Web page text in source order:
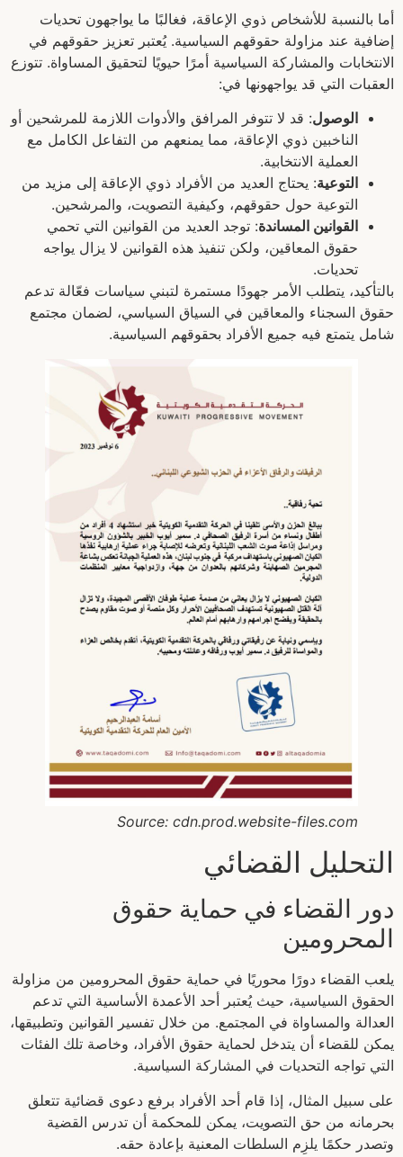
أما بالنسبة للأشخاص ذوي الإعاقة، فغالبًا ما يواجهون تحديات
إضافية عند مزاولة حقوقهم السياسية. يُعتبر تعزيز حقوقهم في
الانتخابات والمشاركة السياسية أمرًا حيويًا لتحقيق المساواة. تتوزع
العقبات التي قد يواجهونها في:
الوصول: قد لا تتوفر المرافق والأدوات اللازمة للمرشحين أو
الناخبين ذوي الإعاقة، مما يمنعهم من التفاعل الكامل مع
العملية الانتخابية.
التوعية: يحتاج العديد من الأفراد ذوي الإعاقة إلى مزيد من
التوعية حول حقوقهم، وكيفية التصويت، والمرشحين.
القوانين المساندة: توجد العديد من القوانين التي تحمي
حقوق المعاقين، ولكن تنفيذ هذه القوانين لا يزال يواجه
تحديات.
بالتأكيد، يتطلب الأمر جهودًا مستمرة لتبني سياسات فعّالة تدعم
حقوق السجناء والمعاقين في السياق السياسي، لضمان مجتمع
شامل يتمتع فيه جميع الأفراد بحقوقهم السياسية.
Source: cdn.prod.website-files.com
التحليل القضائي
دور القضاء في حماية حقوق
المحرومين
يلعب القضاء دورًا محوريًا في حماية حقوق المحرومين من مزاولة
الحقوق السياسية، حيث يُعتبر أحد الأعمدة الأساسية التي تدعم
العدالة والمساواة في المجتمع. من خلال تفسير القوانين وتطبيقها،
يمكن للقضاء أن يتدخل لحماية حقوق الأفراد، وخاصة تلك الفئات
التي تواجه التحديات في المشاركة السياسية.
على سبيل المثال، إذا قام أحد الأفراد برفع دعوى قضائية تتعلق
بحرمانه من حق التصويت، يمكن للمحكمة أن تدرس القضية
وتصدر حكمًا يلزِم السلطات المعنية بإعادة حقه.